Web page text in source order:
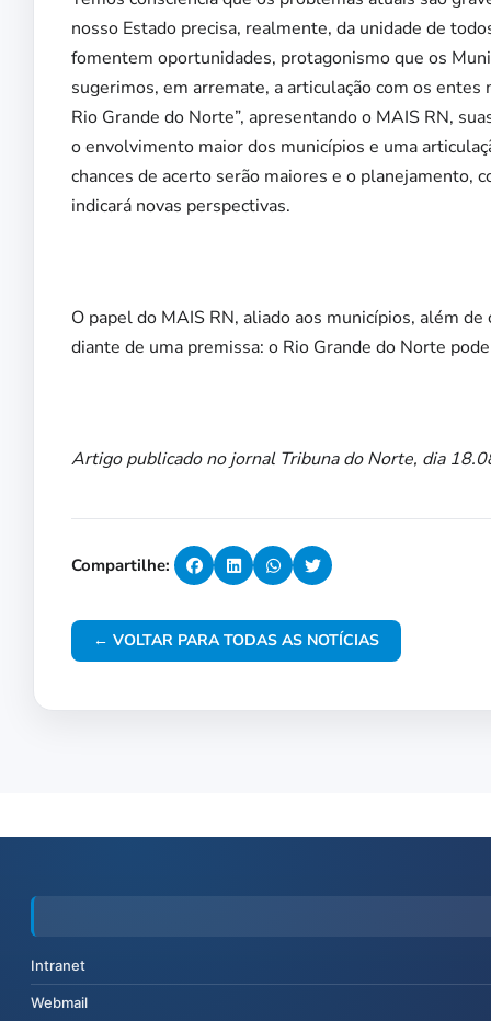
nosso Estado precisa, realmente, da unidade de
fomentem oportunidades, protagonismo que os
sugerimos, em arremate, a articulação com os
Rio Grande do Norte”, apresentando o MAIS RN,
o envolvimento maior dos municípios e uma
chances de acerto serão maiores e o planejamento,
indicará novas perspectivas.
O papel do MAIS RN, aliado aos municípios, além
diante de uma premissa: o Rio Grande do Norte
Artigo publicado no jornal Tribuna do Norte, dia
Compartilhe:
← VOLTAR PARA TODAS AS NOTÍCIAS
Intranet
Webmail